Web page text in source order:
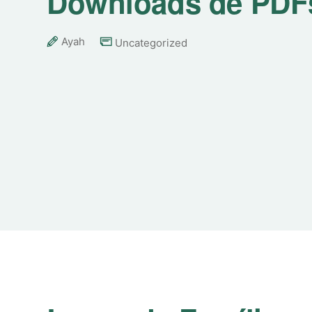
Ayah Uncategorized